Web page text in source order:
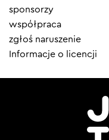
sponsorzy
współpraca
zgłoś naruszenie
Informacje o licencji